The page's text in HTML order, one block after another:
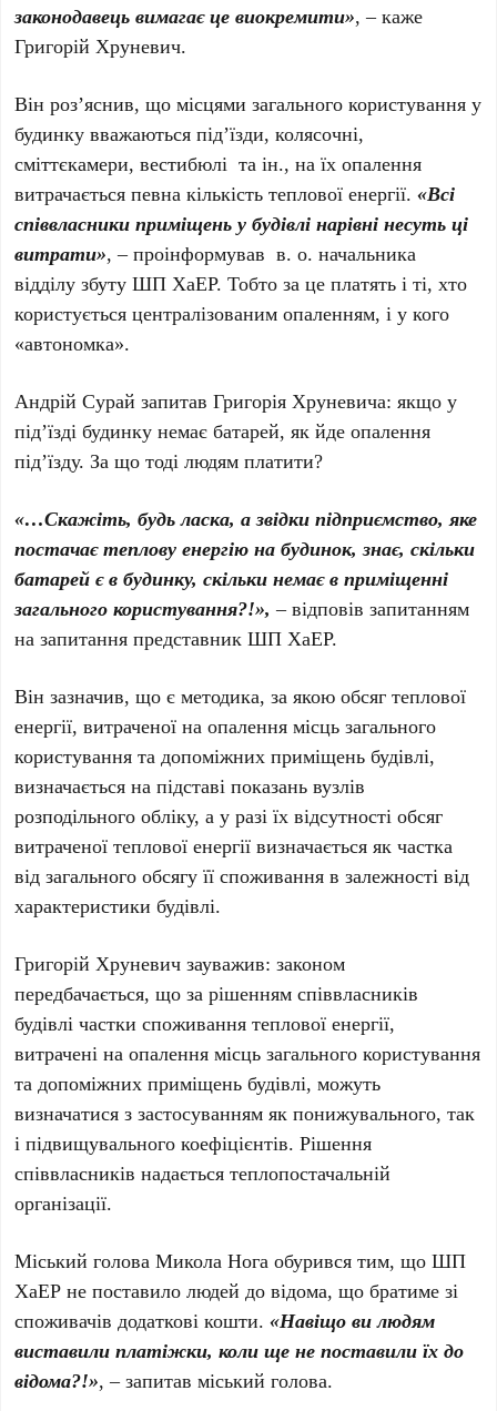
законодавець вимагає це виокремити», – каже
Григорій Хруневич.
Він роз’яснив, що місцями загального користування у
будинку вважаються під’їзди, колясочні,
сміттєкамери, вестибюлі та ін., на їх опалення
витрачається певна кількість теплової енергії.«Всі
співвласники приміщень у будівлі нарівні несуть ці
витрати», – проінформував в. о. начальника
відділу збуту ШП ХаЕР. Тобто за це платять і ті, хто
користується централізованим опаленням, і у кого
«автономка».
Андрій Сурай запитав Григорія Хруневича: якщо у
під’їзді будинку немає батарей, як йде опалення
під’їзду. За що тоді людям платити?
«…Скажіть, будь ласка, а звідки підприємство, яке
постачає теплову енергію на будинок, знає, скільки
батарей є в будинку, скільки немає в приміщенні
загального користування?!», – відповів запитанням
на запитання представник ШП ХаЕР.
Він зазначив, що є методика, за якою обсяг теплової
енергії, витраченої на опалення місць загального
користування та допоміжних приміщень будівлі,
визначається на підставі показань вузлів
розподільного обліку, а у разі їх відсутності обсяг
витраченої теплової енергії визначається як частка
від загального обсягу її споживання в залежності від
характеристики будівлі.
Григорій Хруневич зауважив: законом
передбачається, що за рішенням співвласників
будівлі частки споживання теплової енергії,
витрачені на опалення місць загального користування
та допоміжних приміщень будівлі, можуть
визначатися з застосуванням як понижувального, так
і підвищувального коефіцієнтів. Рішення
співвласників надається теплопостачальній
організації.
Міський голова Микола Нога обурився тим, що ШП
ХаЕР не поставило людей до відома, що братиме зі
споживачів додаткові кошти.«Навіщо ви людям
виставили платіжки, коли ще не поставили їх до
відома?!», – запитав міський голова.